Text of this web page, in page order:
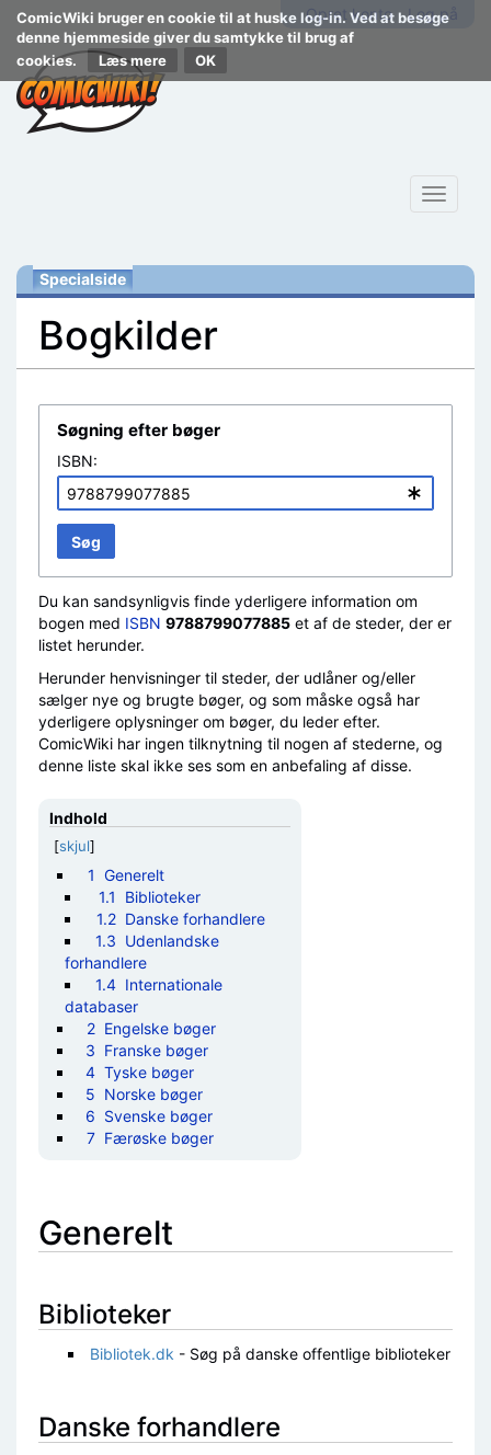
ComicWiki bruger en cookie til at huske log-in. Ved at besøge
denne hjemmeside giver du samtykke til brug af
cookies.
Læs mere
Opret konto Log på
Toggle
Specialside
Bogkilder
Søgning efter bøger
ISBN:
Søg
Du kan sandsynligvis finde yderligere information om
bogen med ISBN 9788799077885 et af de steder, der er
listet herunder.
Herunder henvisninger til steder, der udlåner og/eller
sælger nye og brugte bøger, og som måske også har
yderligere oplysninger om bøger, du leder efter.
ComicWiki har ingen tilknytning til nogen af stederne, og
denne liste skal ikke ses som en anbefaling af disse.
Indhold
[skjul]
1 Generelt
1.1
Biblioteker
1.2 Danske forhandlere
1.3 Udenlandske
forhandlere
1.4 Internationale
databaser
2 Engelske bøger
3 Franske bøger
4 Tyske bøger
5 Norske bøger
6 Svenske bøger
7 Færøske bøger
Generelt
Biblioteker
Bibliotek.dk - Søg på danske offentlige biblioteker
Danske forhandlere